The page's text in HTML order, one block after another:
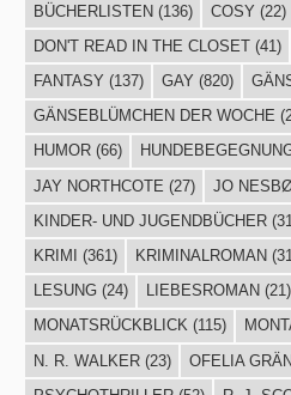
BÜCHERLISTEN(136) COSY (22)
DON'T READ IN THE CLOSET(41)
FANTASY (137) GAY (820)
GÄNSEBLÜMCHEN DER WOCHE
HUMOR(66)
JAY NORTHCOTE (27) JO
KINDER- UND JUGENDBÜCHER
KRIMI
(361) KRIMINALROMAN
LESUNG(24) LIEBESROMAN (21)
MONATSRÜCKBLICK(115)
N. R. WALKER(23) OFELIA